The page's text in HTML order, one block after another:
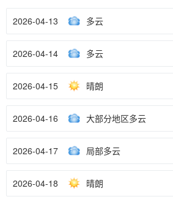
2026-04-13 多云
2026-04-14 多云
2026-04-15 晴朗
2026-04-16 大部分地区多云
2026-04-17 局部多云
2026-04-18 晴朗